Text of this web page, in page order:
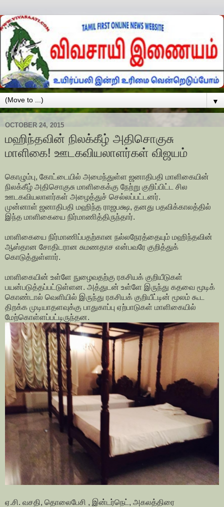
▼
OCTOBER 24, 2015
மஹிந்தவின் நிலக்கீழ் அதிசொகுசு
மாளிகை! ஊடகவியலாளர்கள் விஜயம்
கொழும்பு, கோட்டையில் அமைந்துள்ள ஜனாதிபதி மாளிகையின்
நிலக்கீழ் அதிசொகுசு மாளிகைக்கு நேற்று குறிப்பிட்ட சில
ஊடகவியலாளர்கள் அழைத்துச் செல்லப்பட்டனர்.
முன்னாள் ஜனாதிபதி மஹிந்த ராஜபக்ஷ, தனது பதவிக்காலத்தில்
இந்த மாளிகையை நிர்மாணித்திருந்தார்.
மாளிகையை நிர்மாணிப்பதற்கான நல்லநேரத்தையும் மஹிந்தவின்
ஆஸ்தான சோதிடரான சுமணதாச என்பவரே குறித்துக்
கொடுத்துள்ளார்.
மாளிகையின் உள்ளே நுழைவதற்கு ரகசியக் குறியீடுகள்
பயன்படுத்தப்பட்டுள்ளன. அத்துடன் உள்ளே இருந்து கதவை மூடிக்
கொண்டால் வெளியில் இருந்து ரகசியக் குறியீட்டின் மூலம் கூட
திறக்க முடியாதளவுக்கு பாதுகாப்பு ஏற்பாடுகள் மாளிகையில்
மேற்கொள்ளப்பட்டிருந்தன.
ஏ.சி. வசதி, தொலைபேசி , இன்டர்நெட், அகலத்திரை